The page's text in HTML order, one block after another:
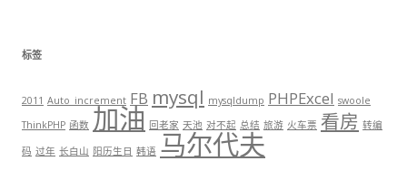
标签
2011 Auto_increment FB mysql mysqldump PHPExcel swoole
ThinkPHP 函数 加油 回老家 天池 对不起 总结 旅游 火车票 看房 转编
码 过年 长白山 阳历生日 韩语 马尔代夫